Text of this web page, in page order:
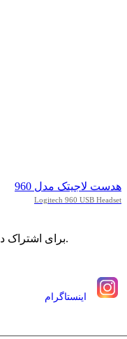
هدست لاجیتک مدل 960
Logitech 960 USB Headset
برای اشتراک در خبرنامه سایت ایمیل خود را وارد نمائید.
اينستاگرام